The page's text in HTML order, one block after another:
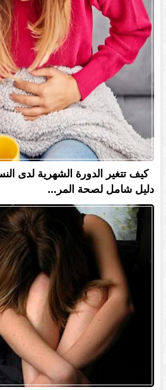
كيف تتغير الدورة الشهرية لدى
دليل شامل لصحة المر...